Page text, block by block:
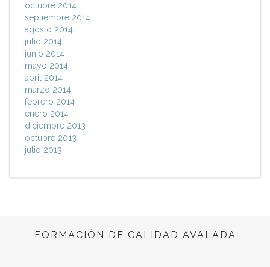
octubre 2014
septiembre 2014
agosto 2014
julio 2014
junio 2014
mayo 2014
abril 2014
marzo 2014
febrero 2014
enero 2014
diciembre 2013
octubre 2013
julio 2013
FORMACIÓN DE CALIDAD AVALADA